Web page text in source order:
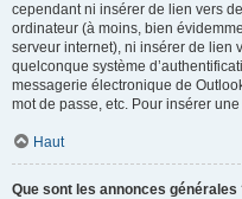
cependant ni insérer de lien vers
ordinateur (à moins, bien
serveur internet), ni insérer de lien
quelconque système
messagerie électronique de
mot de passe, etc. Pour insérer
Haut
Que sont les annonces générales